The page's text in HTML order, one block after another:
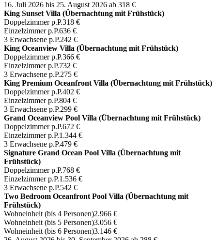
16. Juli 2026 bis 25. August 2026 ab 318 €
King Sunset Villa (Übernachtung mit Frühstück)
Doppelzimmer p.P.318 €
Einzelzimmer p.P.636 €
3 Erwachsene p.P.242 €
King Oceanview Villa (Übernachtung mit Frühstück)
Doppelzimmer p.P.366 €
Einzelzimmer p.P.732 €
3 Erwachsene p.P.275 €
King Premium Oceanfront Villa (Übernachtung mit Frühstück)
Doppelzimmer p.P.402 €
Einzelzimmer p.P.804 €
3 Erwachsene p.P.299 €
Grand Oceanview Pool Villa (Übernachtung mit Frühstück)
Doppelzimmer p.P.672 €
Einzelzimmer p.P.1.344 €
3 Erwachsene p.P.479 €
Signature Grand Ocean Pool Villa (Übernachtung mit
Frühstück)
Doppelzimmer p.P.768 €
Einzelzimmer p.P.1.536 €
3 Erwachsene p.P.542 €
Two Bedroom Oceanfront Pool Villa (Übernachtung mit
Frühstück)
Wohneinheit (bis 4 Personen)2.966 €
Wohneinheit (bis 5 Personen)3.056 €
Wohneinheit (bis 6 Personen)3.146 €